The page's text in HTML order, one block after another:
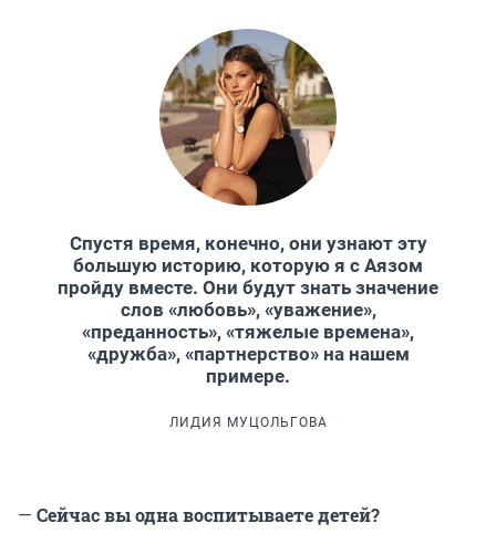
Спустя время, конечно, они узнают эту
большую историю, которую я с Аязом
пройду вместе. Они будут знать значение
слов «любовь», «уважение»,
«преданность», «тяжелые времена»,
«дружба», «партнерство» на нашем
примере.
ЛИДИЯ МУЦОЛЬГОВА
— Сейчас вы одна воспитываете детей?